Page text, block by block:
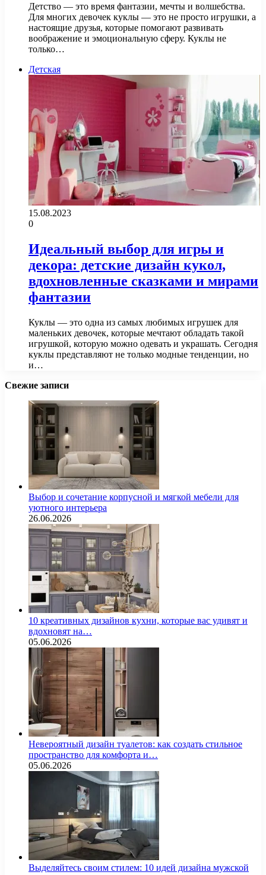
Детство — это время фантазии, мечты и волшебства.
Для многих девочек куклы — это не просто игрушки, а
настоящие друзья, которые помогают развивать
воображение и эмоциональную сферу. Куклы не
только…
Детская
15.08.2023
0
Идеальный выбор для игры и
декора: детские дизайн кукол,
вдохновленные сказками и мирами
фантазии
Куклы — это одна из самых любимых игрушек для
маленьких девочек, которые мечтают обладать такой
игрушкой, которую можно одевать и украшать. Сегодня
куклы представляют не только модные тенденции, но
и…
Свежие записи
Выбор и сочетание корпусной и мягкой мебели для
уютного интерьера
26.06.2026
10 креативных дизайнов кухни, которые вас удивят и
вдохновят на…
05.06.2026
Невероятный дизайн туалетов: как создать стильное
пространство для комфорта и…
05.06.2026
Выделяйтесь своим стилем: 10 идей дизайна мужской